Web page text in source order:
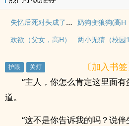
失忆后死对头成了我男朋友
欢欲（父女，高H）
〔加入书签
“主人，你怎么肯定这里面
道。
“这不是你告诉我的吗？说